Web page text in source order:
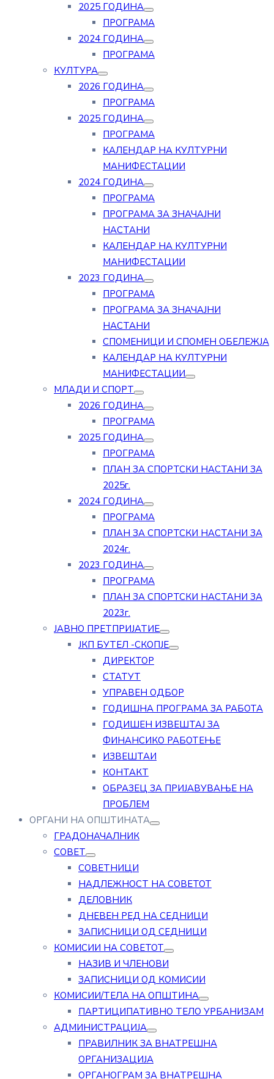
2025 ГОДИНА
ПРОГРАМА
2024 ГОДИНА
ПРОГРАМА
КУЛТУРА
2026 ГОДИНА
ПРОГРАМА
2025 ГОДИНА
ПРОГРАМА
КАЛЕНДАР НА КУЛТУРНИ
МАНИФЕСТАЦИИ
2024 ГОДИНА
ПРОГРАМА
ПРОГРАМА ЗА ЗНАЧАЈНИ
НАСТАНИ
КАЛЕНДАР НА КУЛТУРНИ
МАНИФЕСТАЦИИ
2023 ГОДИНА
ПРОГРАМА
ПРОГРАМА ЗА ЗНАЧАЈНИ
НАСТАНИ
СПОМЕНИЦИ И СПОМЕН ОБЕЛЕЖЈА
КАЛЕНДАР НА КУЛТУРНИ
МАНИФЕСТАЦИИ
МЛАДИ И СПОРТ
2026 ГОДИНА
ПРОГРАМА
2025 ГОДИНА
ПРОГРАМА
ПЛАН ЗА СПОРТСКИ НАСТАНИ ЗА
2025г.
2024 ГОДИНА
ПРОГРАМА
ПЛАН ЗА СПОРТСКИ НАСТАНИ ЗА
2024г.
2023 ГОДИНА
ПРОГРАМА
ПЛАН ЗА СПОРТСКИ НАСТАНИ ЗА
2023г.
ЈАВНО ПРЕТПРИЈАТИЕ
ЈКП БУТЕЛ -СКОПЈЕ
ДИРЕКТОР
СТАТУТ
УПРАВЕН ОДБОР
ГОДИШНА ПРОГРАМА ЗА РАБОТА
ГОДИШЕН ИЗВЕШТАЈ ЗА
ФИНАНСИКО РАБОТЕЊЕ
ИЗВЕШТАИ
КОНТАКТ
ОБРАЗЕЦ ЗА ПРИЈАВУВАЊЕ НА
ПРОБЛЕМ
ОРГАНИ НА ОПШТИНАТА
ГРАДОНАЧАЛНИК
СОВЕТ
СОВЕТНИЦИ
НАДЛЕЖНОСТ НА СОВЕТОТ
ДЕЛОВНИК
ДНЕВЕН РЕД НА СЕДНИЦИ
ЗАПИСНИЦИ ОД СЕДНИЦИ
КОМИСИИ НА СОВЕТОТ
НАЗИВ И ЧЛЕНОВИ
ЗАПИСНИЦИ ОД КОМИСИИ
КОМИСИИ/ТЕЛА НА ОПШТИНА
ПАРТИЦИПАТИВНО ТЕЛО УРБАНИЗАМ
АДМИНИСТРАЦИЈА
ПРАВИЛНИК ЗА ВНАТРЕШНА
ОРГАНИЗАЦИЈА
ОРГАНОГРАМ ЗА ВНАТРЕШНА